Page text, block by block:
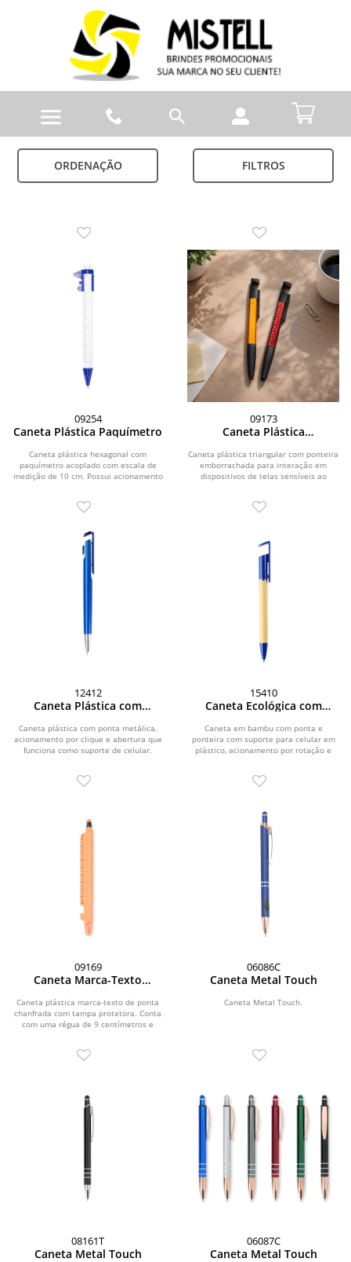
ORDENAÇÃO FILTROS
09254
Caneta Plástica Paquímetro
Caneta plástica hexagonal com
paquímetro acoplado com escala de
medição de 10 cm. Possui acionamento
09173
Caneta Plástica
Caneta plástica triangular com ponteira
emborrachada para interação em
dispositivos de telas sensíveis ao
12412
Caneta Plástica com
Caneta plástica com ponta metálica,
acionamento por clique e abertura que
funciona como suporte de celular.
15410
Caneta Ecológica com
Caneta em bambu com ponta e
ponteira com suporte para celular em
plástico, acionamento por rotação e
09169
Caneta Marca-Texto
Caneta plástica marca-texto de ponta
chanfrada com tampa protetora. Conta
com uma régua de 9 centímetros e
06086C
Caneta Metal Touch
Caneta Metal Touch.
08161T
Caneta Metal Touch
06087C
Caneta Metal Touch